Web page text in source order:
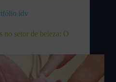
idv
no setor de beleza: O